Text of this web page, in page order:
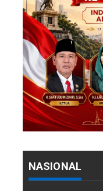
NASIONAL